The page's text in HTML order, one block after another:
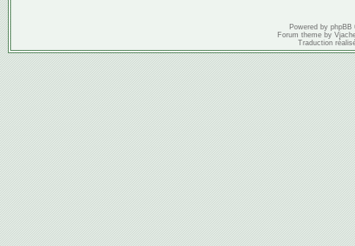
Powered by phpBB
Forum theme by
Traduction